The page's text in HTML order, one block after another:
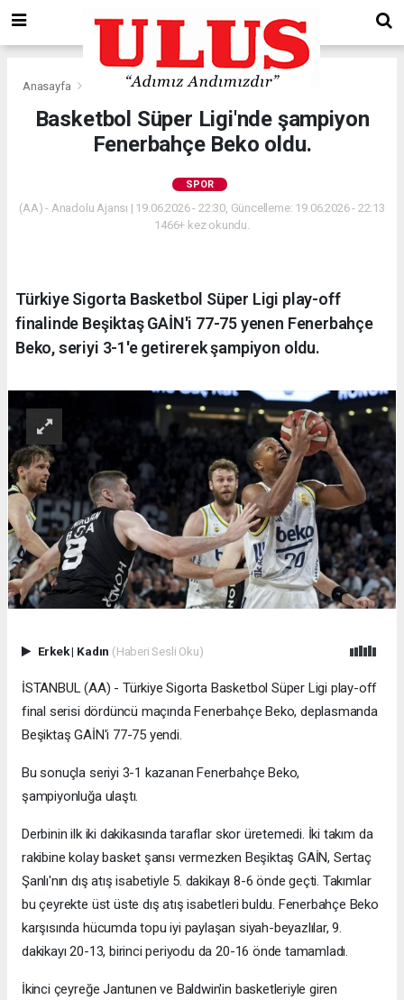
Anasayfa
Basketbol Süper Ligi'nde şampiyon
Fenerbahçe Beko oldu.
SPOR
(AA) - Anadolu Ajansı | 19.06.2026 - 22:30, Güncelleme: 19.06.2026 - 22:13
1466+ kez okundu.
Türkiye Sigorta Basketbol Süper Ligi play-off
finalinde Beşiktaş GAİN'i 77-75 yenen Fenerbahçe
Beko, seriyi 3-1'e getirerek şampiyon oldu.
Erkek| Kadın (Haberi Sesli Oku)
İSTANBUL (AA) - Türkiye Sigorta Basketbol Süper Ligi play-off
final serisi dördüncü maçında Fenerbahçe Beko, deplasmanda
Beşiktaş GAİN'i 77-75 yendi.
Bu sonuçla seriyi 3-1 kazanan Fenerbahçe Beko,
şampiyonluğa ulaştı.
Derbinin ilk iki dakikasında taraflar skor üretemedi. İki takım da
rakibine kolay basket şansı vermezken Beşiktaş GAİN, Sertaç
Şanlı'nın dış atış isabetiyle 5. dakikayı 8-6 önde geçti. Takımlar
bu çeyrekte üst üste dış atış isabetleri buldu. Fenerbahçe Beko
karşısında hücumda topu iyi paylaşan siyah-beyazlılar, 9.
dakikayı 20-13, birinci periyodu da 20-16 önde tamamladı.
İkinci çeyreğe Jantunen ve Baldwin'in basketleriyle giren